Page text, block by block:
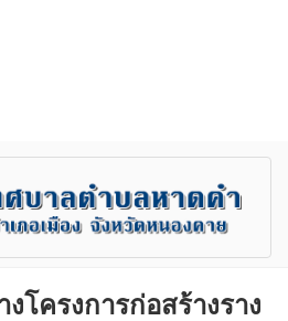
โครงการก่อสร้างราง